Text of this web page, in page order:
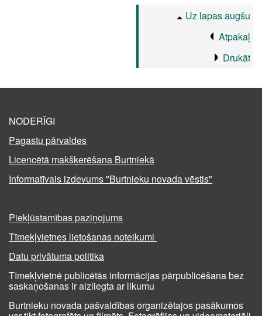
Uz lapas augšu
Atpakaļ
Drukāt
NODERĪGI
Pagastu pārvaldes
Licencētā makšķerēšana Burtniekā
Informatīvais izdevums "Burtnieku novada vēstis"
Piekļūstamības paziņojums
Tīmekļvietnes lietošanas noteikumi
Datu privātuma politika
Tīmekļvietnē publicētās informācijas pārpublicēšana bez
saskaņošanas ir aizliegta ar likumu
Burtnieku novada pašvaldības organizētajos pasākumos